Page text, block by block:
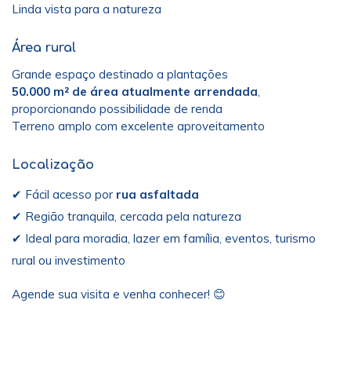
Linda vista para a natureza
Área rural
Grande espaço destinado a plantações
50.000 m² de área atualmente arrendada,
proporcionando possibilidade de renda
Terreno amplo com excelente aproveitamento
Localização
✔ Fácil acesso por rua asfaltada
✔ Região tranquila, cercada pela natureza
✔ Ideal para moradia, lazer em família, eventos, turismo
rural ou investimento
Agende sua visita e venha conhecer! 😊